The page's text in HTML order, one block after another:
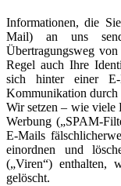
Informationen, die
Mail) an uns
Übertragungsweg
Regel auch Ihre
sich hinter einer E-
Kommunikation durch
Wir setzen – wie viele
Werbung („SPAM-
E-Mails
einordnen und
(„Viren“) enthalten,
gelöscht.